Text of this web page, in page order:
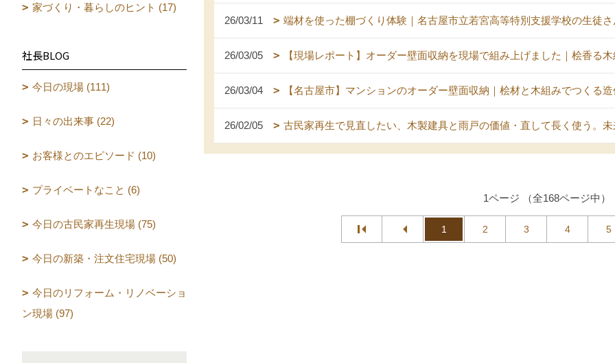
26/03/11 端材を使った棚づくり体験｜名古屋市立若宮高等特別支援学校の生徒
26/03/05 【現場レポート】オーダー壁面収納を現場で組み上げました｜桧香る
26/03/04 【名古屋市】マンションのオーダー壁面収納｜桧材と木組みでつくる
26/02/05 古民家再生で見直したい、木製建具と雨戸の価値・直して長く使う。
1ページ （全168ページ中）
1 2 3 4 5
家づくり・暮らしのヒント (17)
社長BLOG
今日の現場 (111)
日々の出来事 (22)
お客様とのエピソード (10)
プライベートなこと (6)
今日の古民家再生現場 (75)
今日の新築・注文住宅現場 (50)
今日のリフォーム・リノベーショ
ン現場 (97)